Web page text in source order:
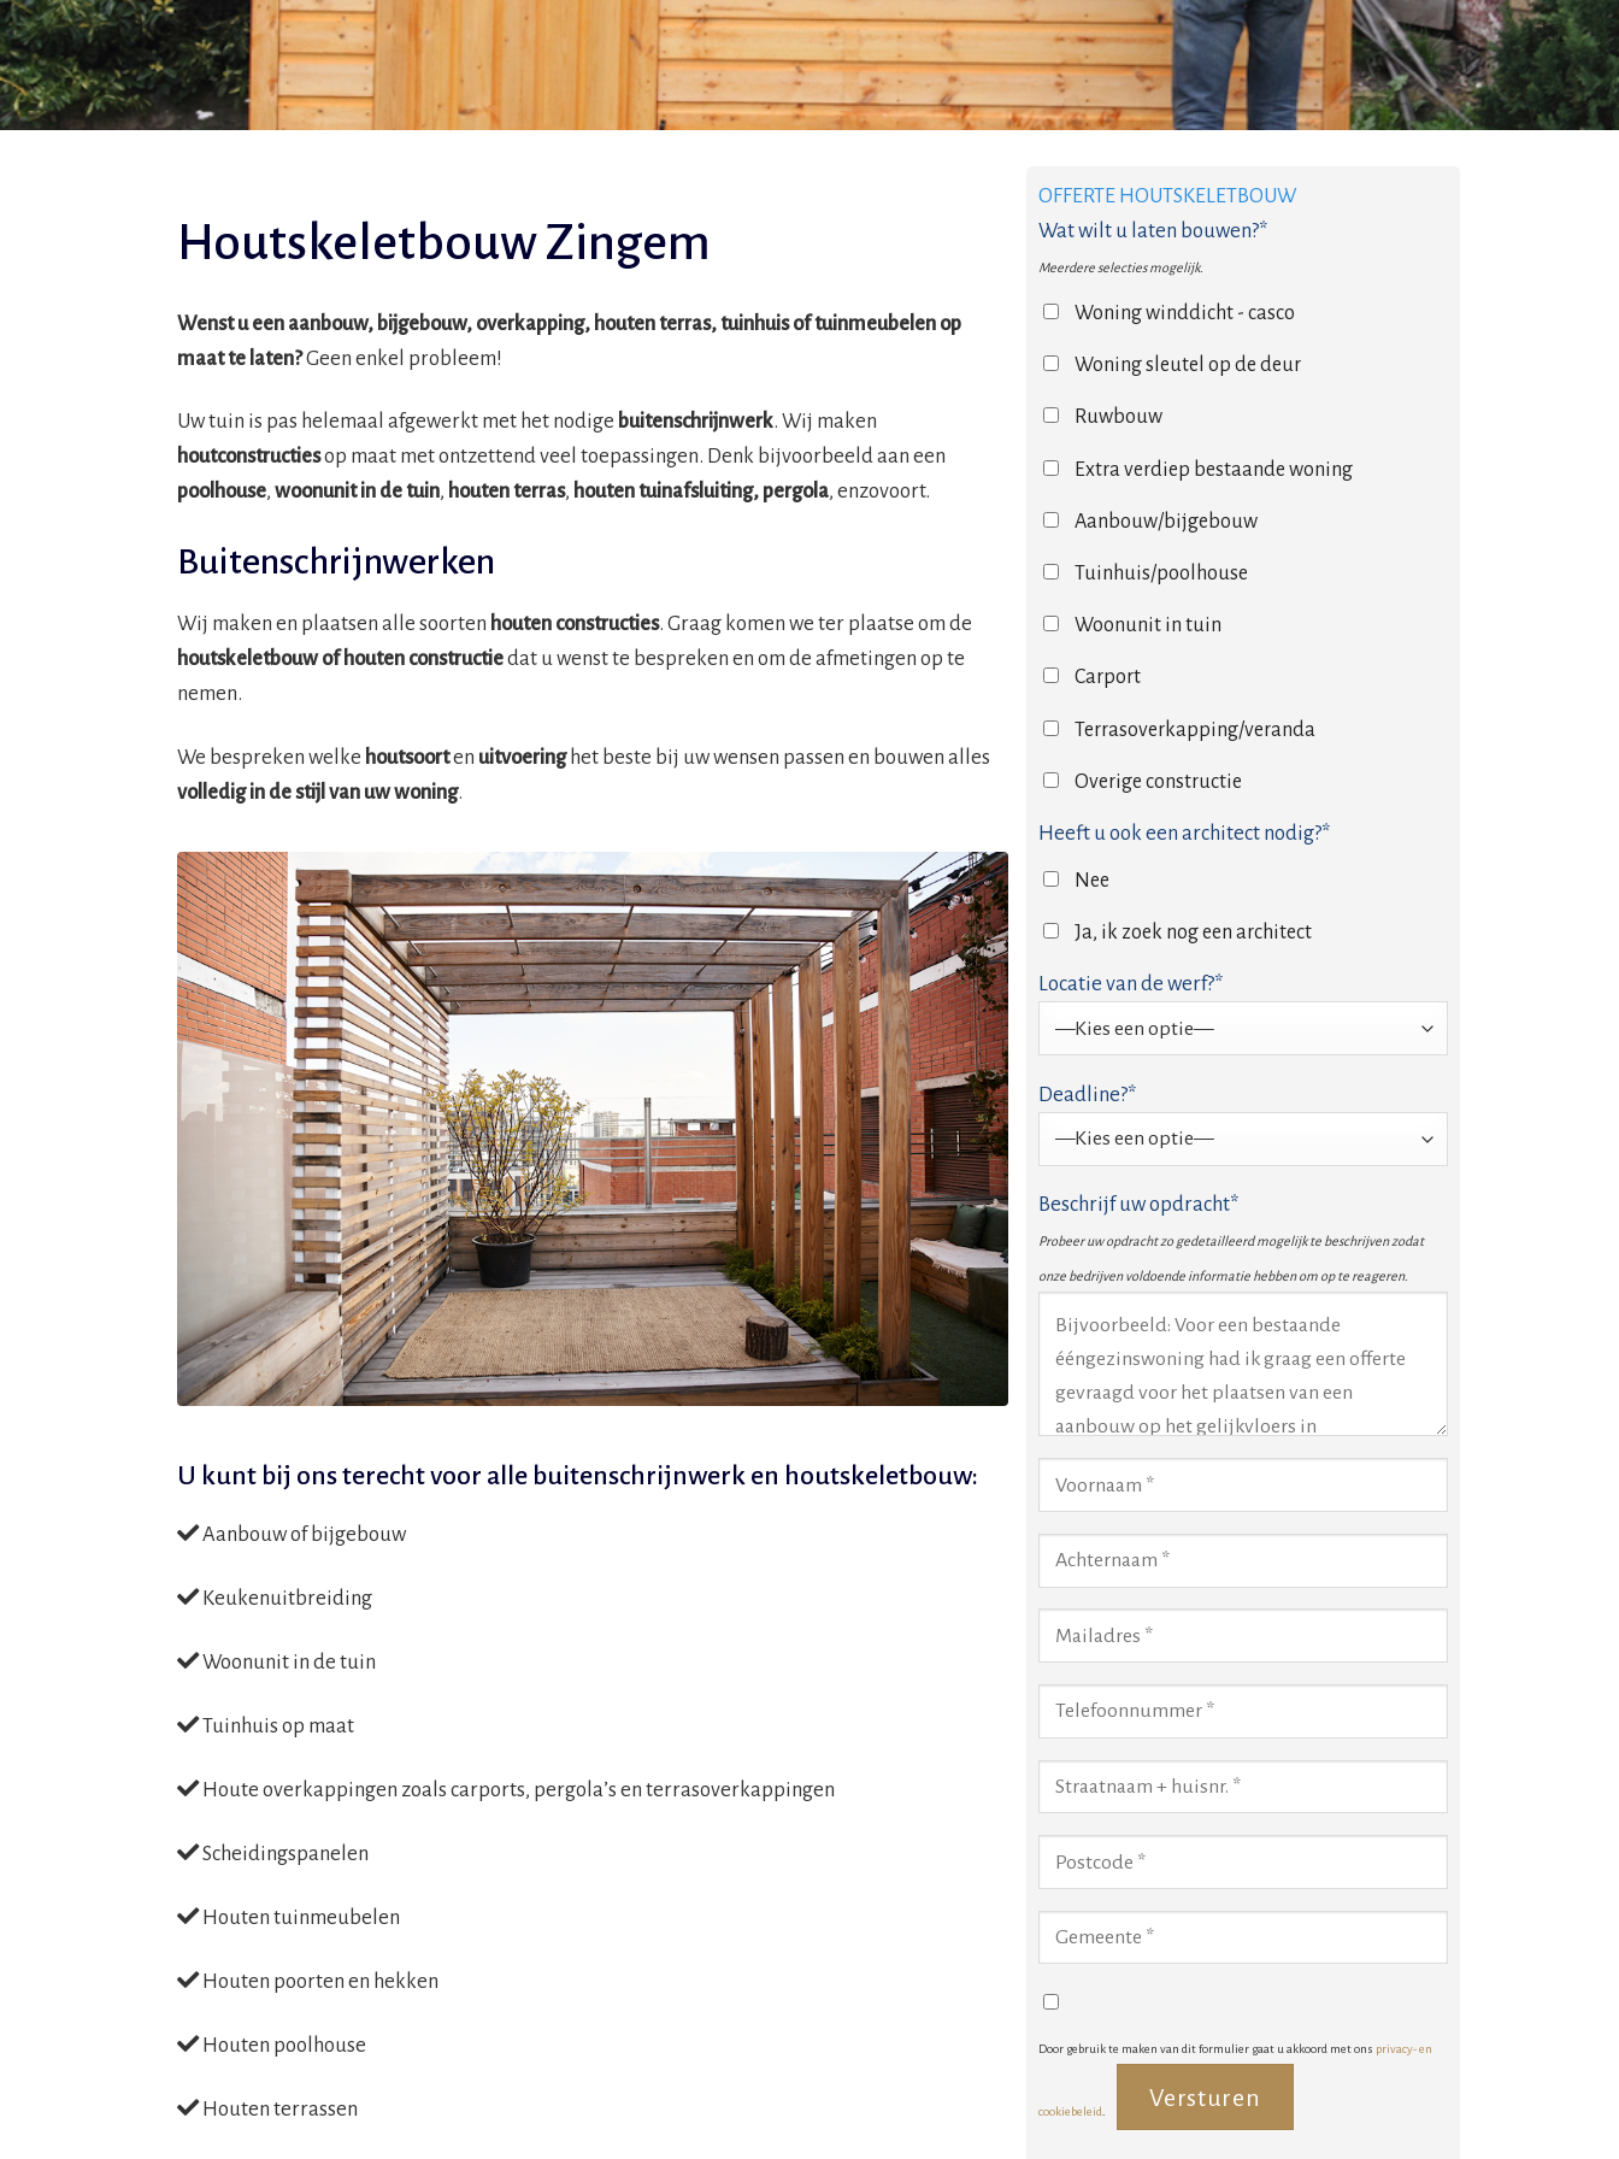
Houtskeletbouw Zingem
Wenst u een aanbouw, bijgebouw, overkapping, houten terras, tuinhuis of tuinmeubelen op
maat te laten?Geen enkel probleem!
Uw tuin is pas helemaal afgewerkt met het nodige buitenschrijnwerk. Wij maken
houtconstructiesop maat met ontzettend veel toepassingen. Denk bijvoorbeeld aan een
poolhouse, woonunit in de tuin, houten terras, houten tuinafsluiting, pergola, enzovoort.
Buitenschrijnwerken
Wij maken en plaatsen alle soorten houten constructies. Graag komen we ter plaatse om de
houtskeletbouw of houten constructiedat u wenst te bespreken en om de afmetingen op te
nemen.
We bespreken welke houtsoorten uitvoeringhet beste bij uw wensen passen en bouwen alles
volledig in de stijl van uw woning.
U kunt bij ons terecht voor alle buitenschrijnwerk en houtskeletbouw:
Aanbouw of bijgebouw
Keukenuitbreiding
Woonunit in de tuin
Tuinhuis op maat
Houte overkappingen zoals carports, pergola’s en terrasoverkappingen
Scheidingspanelen
Houten tuinmeubelen
Houten poorten en hekken
Houten poolhouse
Houten terrassen
OFFERTE HOUTSKELETBOUW
Wat wilt u laten bouwen?*
Meerdere selecties mogelijk.
Woning winddicht - casco
Woning sleutel op de deur
Ruwbouw
Extra verdiep bestaande woning
Aanbouw/bijgebouw
Tuinhuis/poolhouse
Woonunit in tuin
Carport
Terrasoverkapping/veranda
Overige constructie
Heeft u ook een architect nodig?*
Nee
Ja, ik zoek nog een architect
Locatie van de werf?*
Deadline?*
Beschrijf uw opdracht*
Probeer uw opdracht zo gedetailleerd mogelijk te beschrijven zodat
onze bedrijven voldoende informatie hebben om op te reageren.
Door gebruik te maken van dit formulier gaat u akkoord met ons privacy- en
cookiebeleid